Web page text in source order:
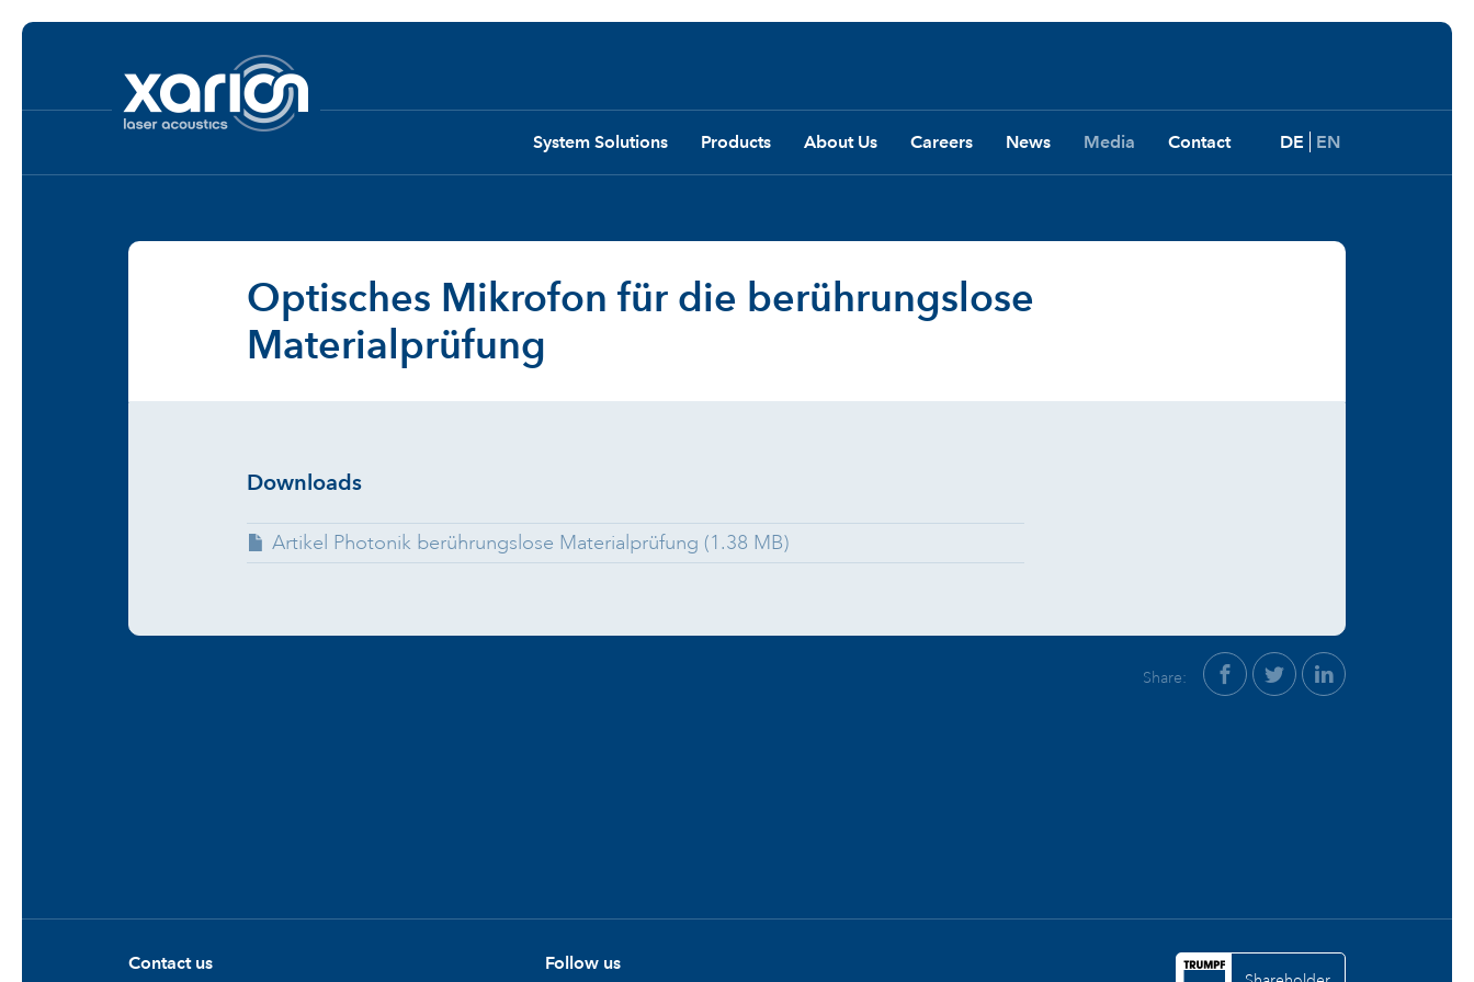
System Solutions Products About Us Careers News Media Contact DE EN
Optisches Mikrofon für die berührungslose
Materialprüfung
Downloads
Artikel Photonik berührungslose Materialprüfung (1.38 MB)
Share:
Contact us Follow us